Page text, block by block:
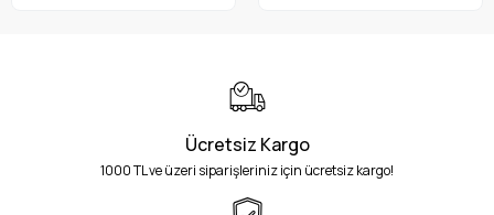
Ücretsiz Kargo
1000 TL ve üzeri siparişleriniz için ücretsiz kargo!